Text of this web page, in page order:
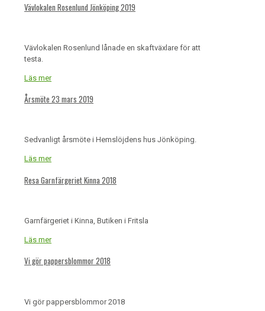
Vävlokalen Rosenlund Jönköping 2019
Vävlokalen Rosenlund lånade en skaftväxlare för att
testa.
Läs mer
Årsmöte 23 mars 2019
Sedvanligt årsmöte i Hemslöjdens hus Jönköping.
Läs mer
Resa Garnfärgeriet Kinna 2018
Garnfärgeriet i Kinna, Butiken i Fritsla
Läs mer
Vi gör pappersblommor 2018
Vi gör pappersblommor 2018